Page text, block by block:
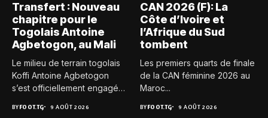
Transfert : Nouveau
chapitre pour le
Togolais Antoine
Agbetogon, au Mali
Le milieu de terrain togolais
Koffi Antoine Agbetogon
s’est officiellement engagé
BYFOOT.TG 9 AOÛT 2026
CAN 2026 (F): La
Côte d’Ivoire et
l’Afrique du Sud
tombent
Les premiers quarts de finale
de la CAN féminine 2026 au
Maroc...
BYFOOT.TG 9 AOÛT 2026